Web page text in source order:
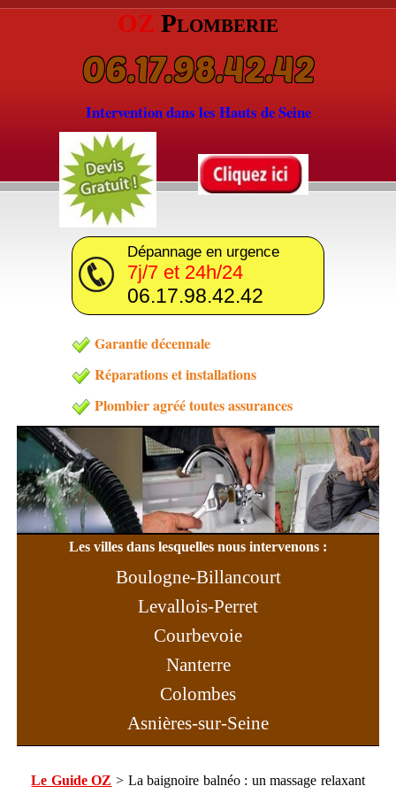
OZ Plomberie
06.17.98.42.42
Intervention dans les Hauts de Seine
Dépannage en urgence
7j/7 et 24h/24
06.17.98.42.42
Garantie décennale
Réparations et installations
Plombier agréé toutes assurances
Les villes dans lesquelles nous intervenons :
Boulogne-Billancourt
Levallois-Perret
Courbevoie
Nanterre
Colombes
Asnières-sur-Seine
Rueil-Malmaison
Neuilly-sur-Seine
Le Guide OZ > La baignoire balnéo : un massage relaxant